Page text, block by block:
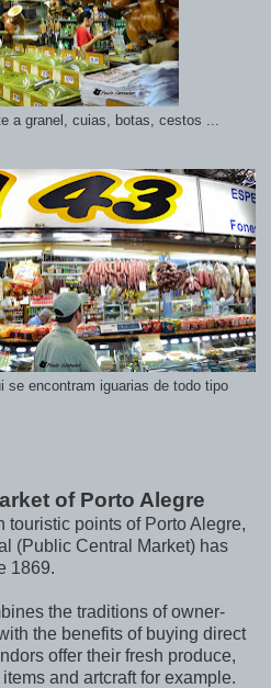
a granel, cuias, botas, cestos ...
se encontram iguarias de todo tipo
of Porto Alegre
touristic points of Porto Alegre,
(Public Central Market) has
1869.
the traditions of owner-
the benefits of buying direct
offer their fresh produce,
and artcraft for example.